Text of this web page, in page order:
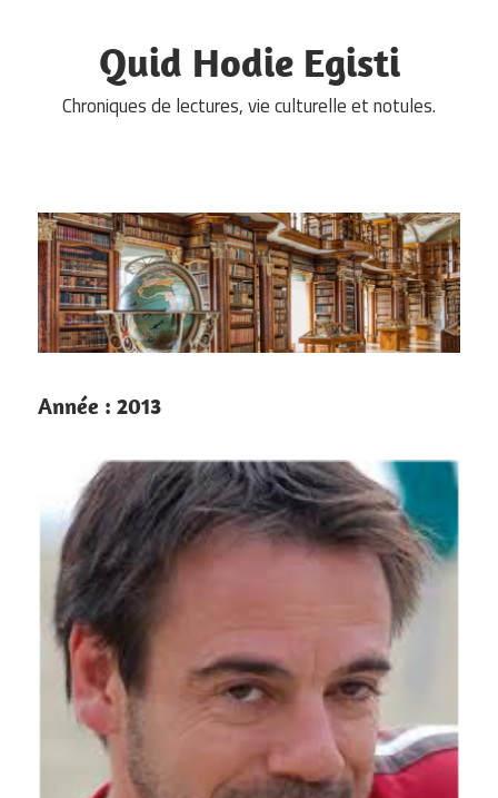
Quid Hodie Egisti
Chroniques de lectures, vie culturelle et notules.
Année : 2013